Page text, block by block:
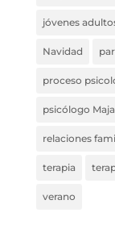
jóvenes
Navidad
proceso
psicólogo
relaciones
terapia
verano